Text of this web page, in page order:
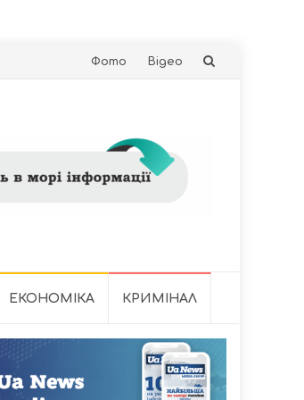
Skip
Фото Відео
ЕКОНОМІКА КРИМІНАЛ